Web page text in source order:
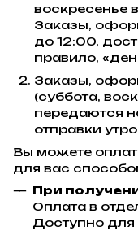
воскресенье
Заказы,
до 12:00,
правило,
Заказы,
(суббота,
передаются
отправки
Вы можете
для вас
При
Оплата в
Доступно для